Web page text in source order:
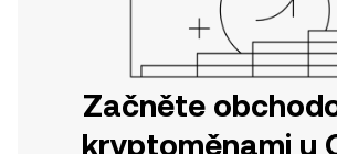
Začněte
kryptoměnami u